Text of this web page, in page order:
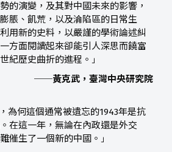
的演變，及其對中國未來的影響，
脹、飢荒，以及淪陷區的日常生
用新的史料，以嚴謹的學術論述糾
方面閱讀起來卻能引人深思而饒富
紀歷史曲折的進程。 」
──黃克武，臺灣中央研究院
為何這個通常被遺忘的1943年是抗
在這一年，無論在內政還是外交
催生了一個新的中國。 」